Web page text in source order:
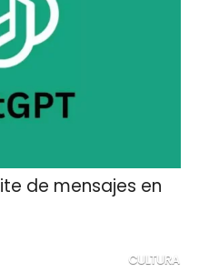
de mensajes en
CULTURA